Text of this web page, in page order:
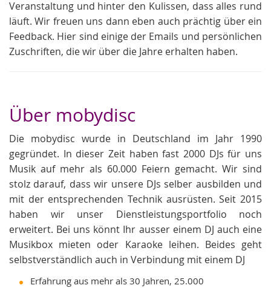
Veranstaltung und hinter den Kulissen, dass alles rund
läuft. Wir freuen uns dann eben auch prächtig über ein
Feedback. Hier sind einige der Emails und persönlichen
Zuschriften, die wir über die Jahre erhalten haben.
Über mobydisc
Die mobydisc wurde in Deutschland im Jahr 1990
gegründet. In dieser Zeit haben fast 2000 DJs für uns
Musik auf mehr als 60.000 Feiern gemacht. Wir sind
stolz darauf, dass wir unsere DJs selber ausbilden und
mit der entsprechenden Technik ausrüsten. Seit 2015
haben wir unser Dienstleistungsportfolio noch
erweitert. Bei uns könnt Ihr ausser einem DJ auch eine
Musikbox mieten oder Karaoke leihen. Beides geht
selbstverständlich auch in Verbindung mit einem DJ
Erfahrung aus mehr als 30 Jahren, 25.000